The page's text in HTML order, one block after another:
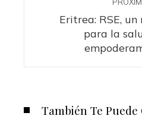
Eritrea: RSE,
para la
También Te Puede